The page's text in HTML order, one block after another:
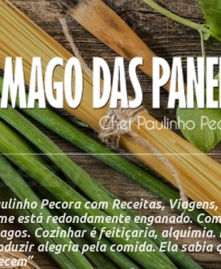
Pecora com Receitas,
está redondamente enganado.
Cozinhar é feitiçaria,
alegria pela comida. Ela sabia